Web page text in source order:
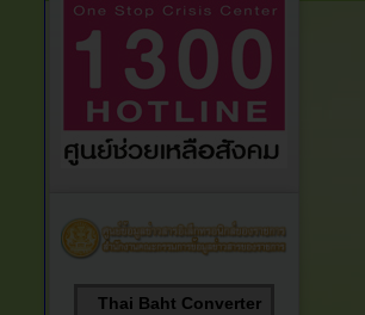
Thai Baht Converter